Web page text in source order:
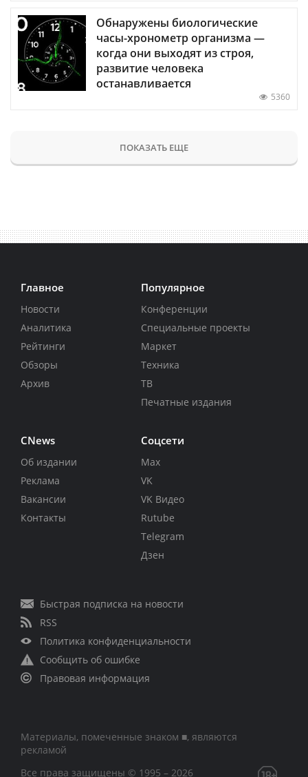
Обнаружены биологические
часы-хронометр организма —
когда они выходят из строя,
развитие человека
останавливается
5360
ПОКАЗАТЬ ЕЩЕ
Главное
Новости
Аналитика
Рейтинги
Обзоры
Архив
Популярное
Конференции
Специальные проекты
Маркет
Техника
ТВ
Печатные издания
CNews
Об издании
Реклама
Вакансии
Контакты
Соцсети
Max
VK
VK Видео
Rutube
Telegram
Дзен
Быстрая подписка на новости
RSS
Политика конфиденциальности
Сообщить об ошибке
Правовая информация
Материалы, помеченные знаком ■, являются
рекламой
Все права защищены © 1995 – 2026